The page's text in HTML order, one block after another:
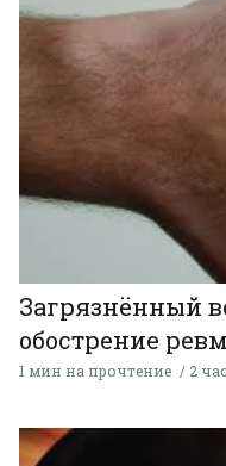
Загрязнённый
обострение
1 мин на прочтение 2